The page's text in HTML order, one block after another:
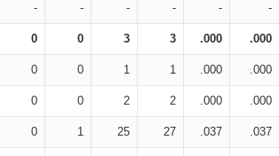
- - - - - -
0 0 3 3 .000 .000
0 0 1 1 .000 .000
0 0 2 2 .000 .000
0 1 25 27 .037 .037